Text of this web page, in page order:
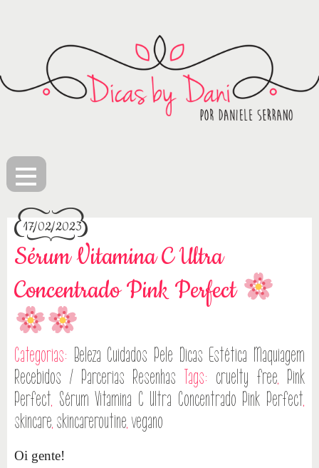
≡
17/02/2023
Sérum Vitamina C Ultra
Concentrado Pink Perfect
Categorias: Beleza Cuidados Pele Dicas Estética Maquiagem
Recebidos / Parcerias Resenhas Tags: cruelty free, Pink
Perfect, Sérum Vitamina C Ultra Concentrado Pink Perfect,
skincare, skincareroutine,vegano
Oi gente!